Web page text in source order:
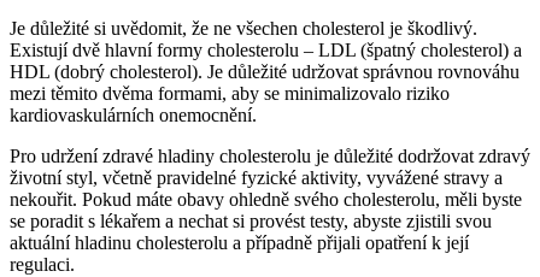
Je důležité si uvědomit, že ne všechen cholesterol ⁣je škodlivý.‌
Existují dvě hlavní formy cholesterolu – LDL (špatný cholesterol) a
HDL (dobrý cholesterol). Je důležité udržovat správnou rovnováhu⁣
mezi těmito dvěma formami, aby se minimalizovalo riziko
kardiovaskulárních onemocnění.
Pro⁤ udržení zdravé hladiny cholesterolu je důležité dodržovat zdravý
životní ‌styl, ‍včetně pravidelné ⁤fyzické aktivity, vyvážené‌ stravy a
‍nekouřit. Pokud máte obavy ohledně svého cholesterolu,‌ měli byste⁢
se poradit⁣ s lékařem a nechat si provést testy, abyste zjistili ‌svou⁤
aktuální hladinu cholesterolu a ⁣případně přijali ⁢opatření k její
regulaci.